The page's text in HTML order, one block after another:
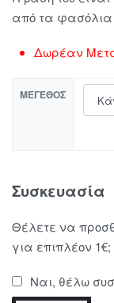
από τα φασόλια
Δωρέαν
ΜΈΓΕΘΟΣ
Συσκευασία
Θέλετε να
για επιπλέον 1€;
Ναι, θέλω